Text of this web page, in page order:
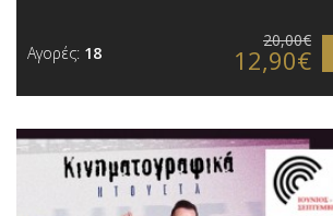
Αγορές: 18
20,00€
12,90€